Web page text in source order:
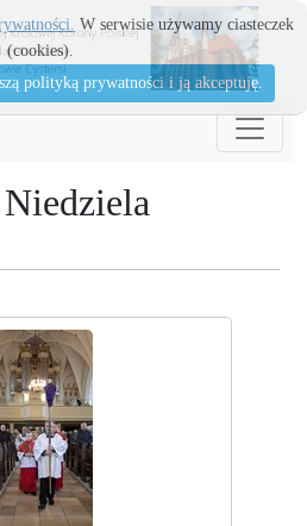
W serwisie używamy ciasteczek
(cookies).
polityką prywatności i ją akceptuję.